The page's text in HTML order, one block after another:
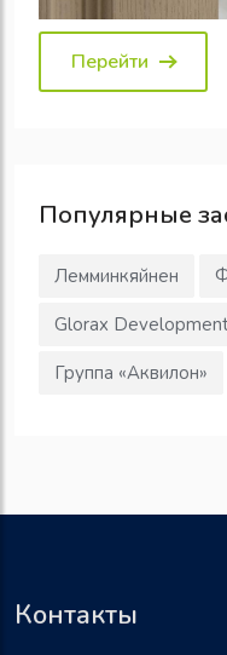
Перейти
Популярные
Лемминкяйнен
Glorax
Группа «Аквилон»
Контакты